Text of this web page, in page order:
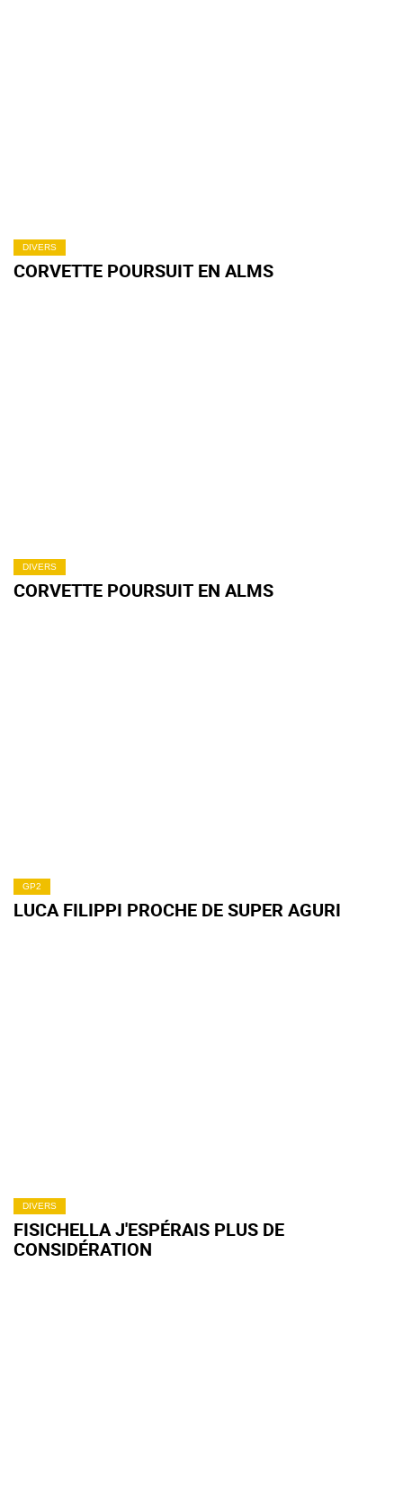
DIVERS
CORVETTE POURSUIT EN ALMS
DIVERS
CORVETTE POURSUIT EN ALMS
GP2
LUCA FILIPPI PROCHE DE SUPER AGURI
DIVERS
FISICHELLA J'ESPÉRAIS PLUS DE
CONSIDÉRATION